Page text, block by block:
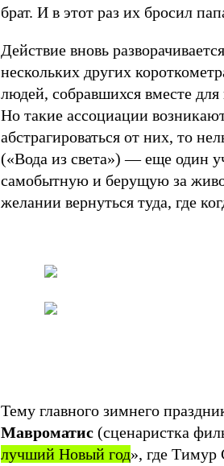
брат. И в этот раз их бросил
Действие вновь
нескольких других
людей, собравшихся вместе
Но такие ассоциации
абстрагироваться от них, то
(«Вода из света») — еще один
самобытную и берущую за
желании вернуться туда, где
Тему главного зимнего
Мавроматис (сценаристка
лучший Новый год», где Тимур